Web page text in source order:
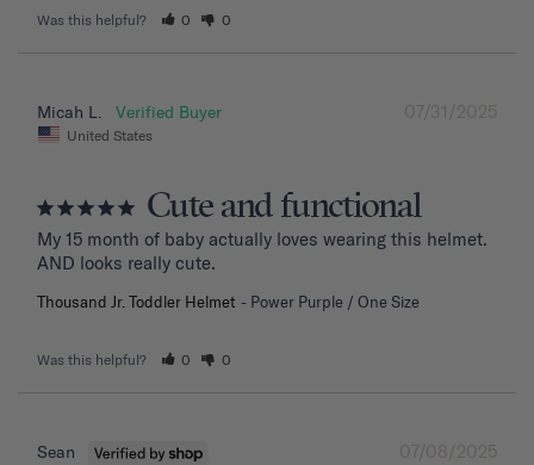
Was this helpful? 0 0
07/31/2025
Micah L.
United States
Cute and functional
My 15 month of baby actually loves wearing this helmet.
AND looks really cute.
Thousand Jr. Toddler Helmet Power Purple / One Size
Was this helpful? 0 0
07/08/2025
Sean